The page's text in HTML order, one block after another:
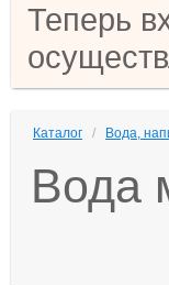
Теперь
Каталог / Вода,
Вода